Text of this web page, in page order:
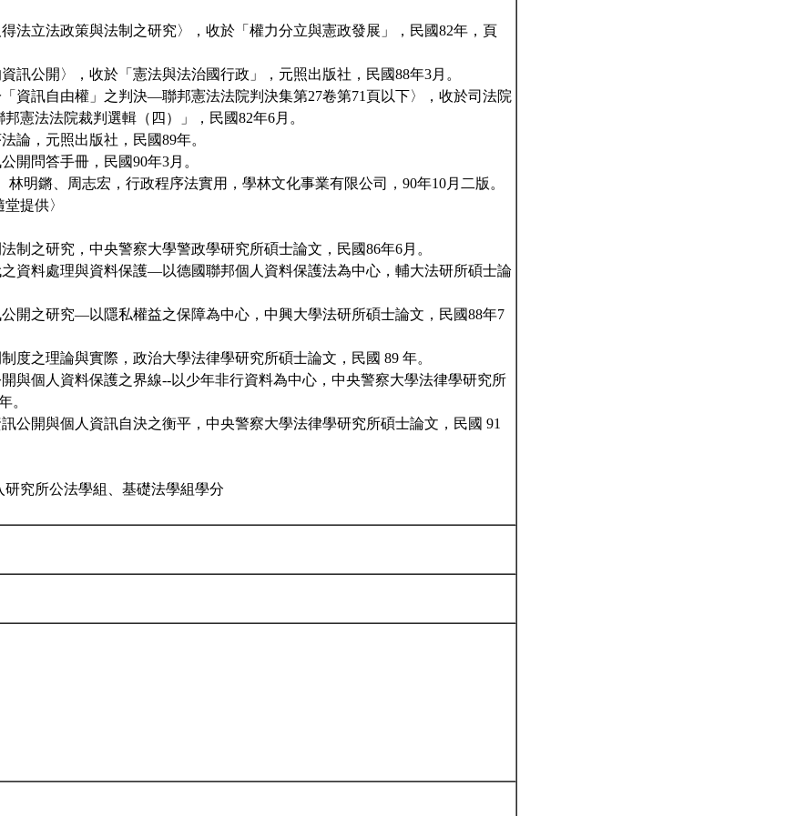
法立法政策與法制之研究〉，收於「權力分立與憲政發展」，民國82年，頁
訊公開〉，收於「憲法與法治國行政」，元照出版社，民國88年3月。
資訊自由權」之判決—聯邦憲法法院判決集第27卷第71頁以下〉，收於司法院
憲法法院裁判選輯（四）」，民國82年6月。
論，元照出版社，民國89年。
開問答手冊，民國90年3月。
林明鏘、周志宏，行政程序法實用，學林文化事業有限公司，90年10月二版。
提供〉
制之研究，中央警察大學警政學研究所碩士論文，民國86年6月。
資料處理與資料保護—以德國聯邦個人資料保護法為中心，輔大法研所碩士論
開之研究—以隱私權益之保障為中心，中興大學法研所碩士論文，民國88年7
度之理論與實際，政治大學法律學研究所碩士論文，民國 89 年。
與個人資料保護之界線--以少年非行資料為中心，中央警察大學法律學研究所
。
公開與個人資訊自決之衡平，中央警察大學法律學研究所碩士論文，民國 91
究所公法學組、基礎法學組學分